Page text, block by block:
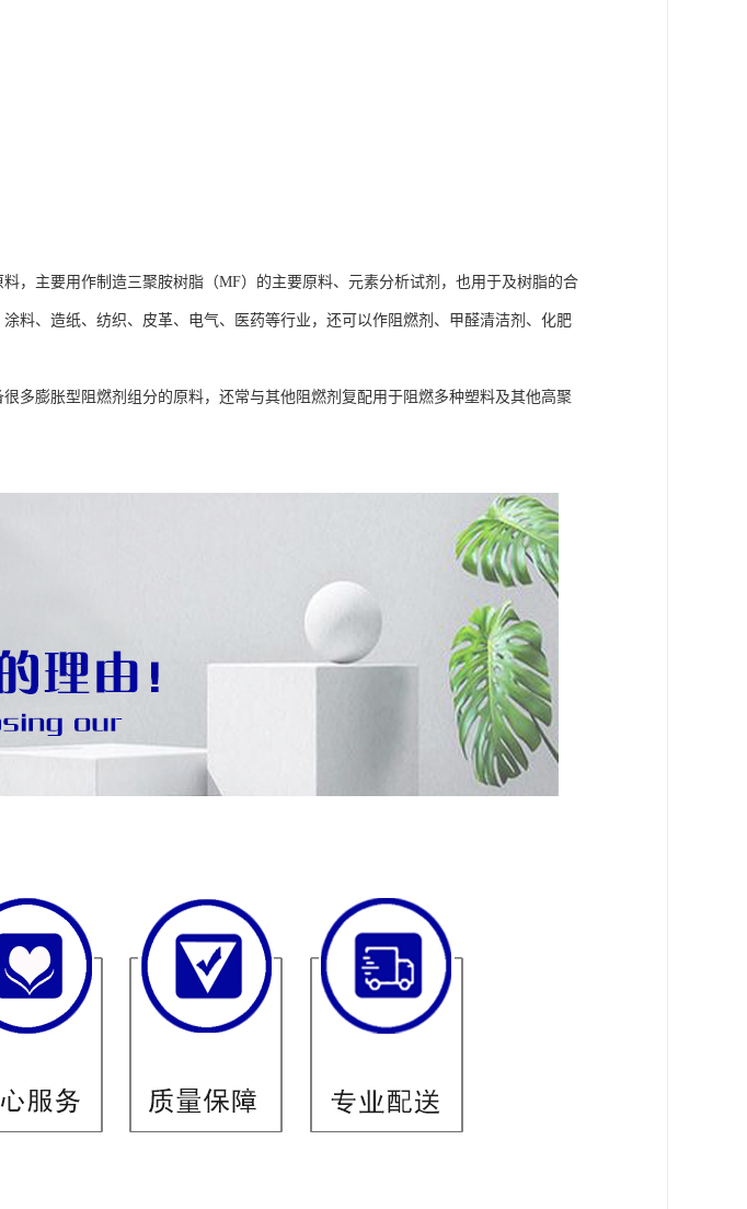
，主要用作制造三聚胺树脂（MF）的主要原料、元素分析试剂，也用于及树脂的合
料、造纸、纺织、皮革、电气、医药等行业，还可以作阻燃剂、甲醛清洁剂、化肥
多膨胀型阻燃剂组分的原料，还常与其他阻燃剂复配用于阻燃多种塑料及其他高聚